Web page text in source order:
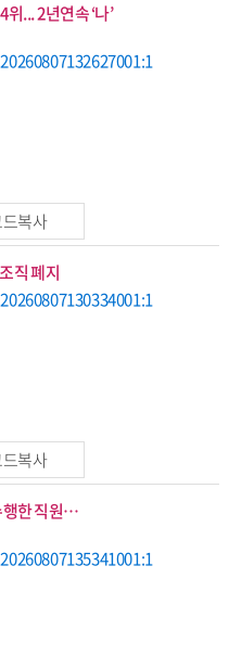
... 2년연속 ‘나’
복사
직 폐지
복사
행한 직원…